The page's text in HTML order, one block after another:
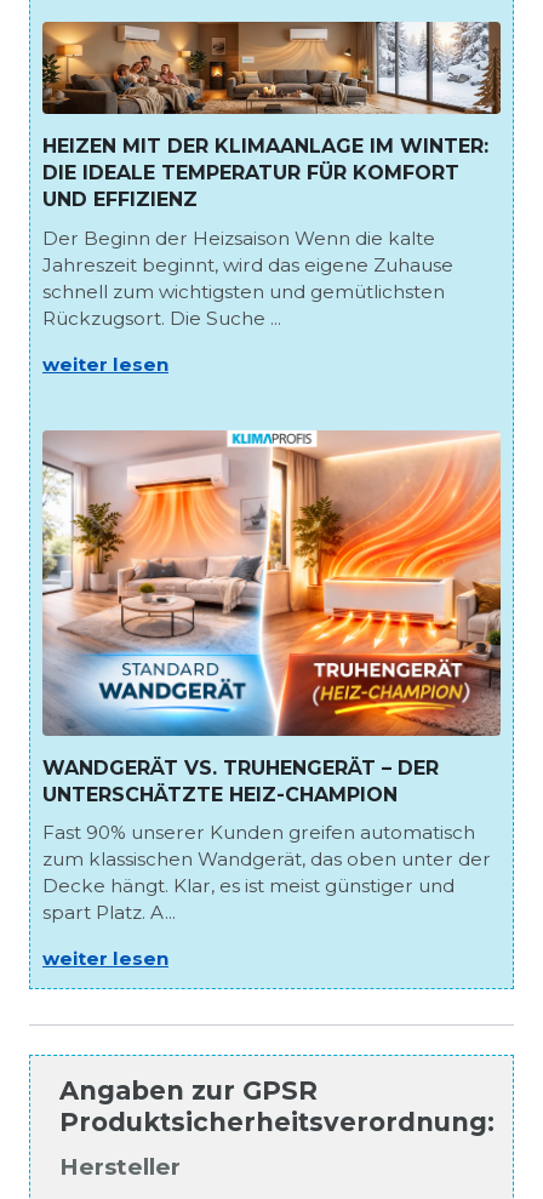
HEIZEN MIT DER KLIMAANLAGE IM WINTER:
DIE IDEALE TEMPERATUR FÜR KOMFORT
UND EFFIZIENZ
Der Beginn der Heizsaison Wenn die kalte
Jahreszeit beginnt, wird das eigene Zuhause
schnell zum wichtigsten und gemütlichsten
Rückzugsort. Die Suche ...
weiter lesen
WANDGERÄT VS. TRUHENGERÄT – DER
UNTERSCHÄTZTE HEIZ-CHAMPION
Fast 90% unserer Kunden greifen automatisch
zum klassischen Wandgerät, das oben unter der
Decke hängt. Klar, es ist meist günstiger und
spart Platz. A...
weiter lesen
Angaben zur GPSR
Produktsicherheitsverordnung:
Hersteller